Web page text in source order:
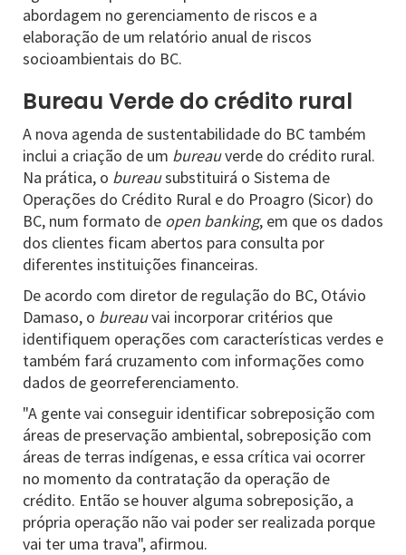
abordagem no gerenciamento de riscos e a
elaboração de um relatório anual de riscos
socioambientais do BC.
Bureau Verde do crédito rural
A nova agenda de sustentabilidade do BC também
inclui a criação de um bureauverde do crédito rural.
Na prática, o bureausubstituirá o Sistema de
Operações do Crédito Rural e do Proagro (Sicor) do
BC, num formato de open banking, em que os dados
dos clientes ficam abertos para consulta por
diferentes instituições financeiras.
De acordo com diretor de regulação do BC, Otávio
Damaso, o bureauvai incorporar critérios que
identifiquem operações com características verdes e
também fará cruzamento com informações como
dados de georreferenciamento.
"A gente vai conseguir identificar sobreposição com
áreas de preservação ambiental, sobreposição com
áreas de terras indígenas, e essa crítica vai ocorrer
no momento da contratação da operação de
crédito. Então se houver alguma sobreposição, a
própria operação não vai poder ser realizada porque
vai ter uma trava", afirmou.